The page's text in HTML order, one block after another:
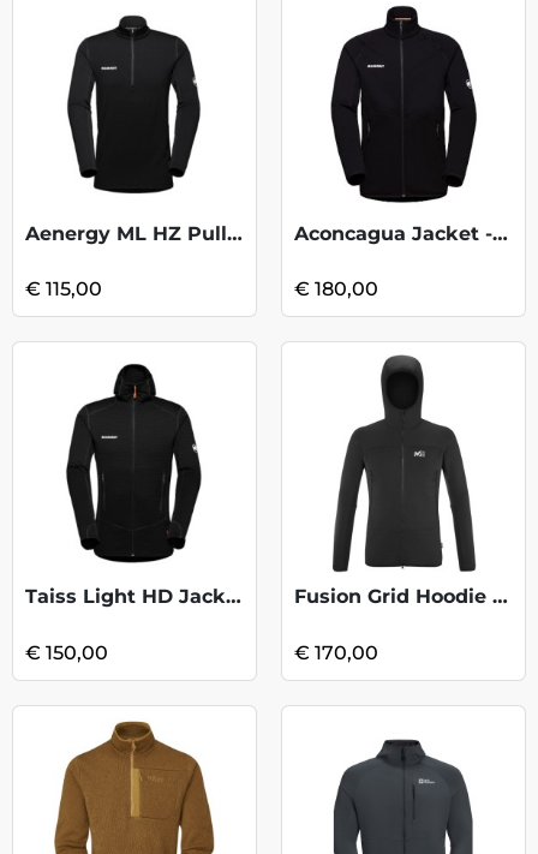
Aenergy ML HZ Pull - Black
€ 115,00
Aconcagua Jacket - Blk 2
€ 180,00
Taiss Light HD Jacket - Black
€ 150,00
Fusion Grid Hoodie - Black
€ 170,00